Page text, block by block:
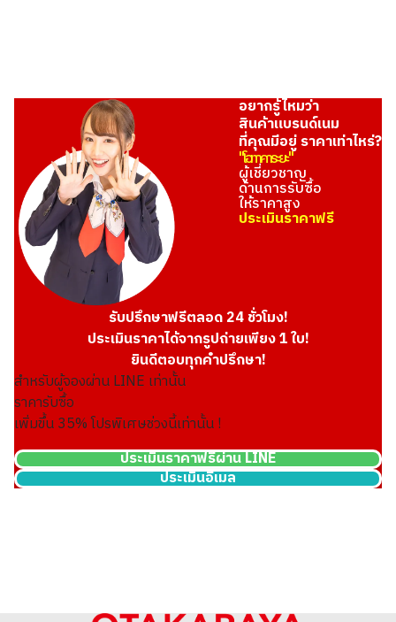
อยากรู้ไหมว่า
สินค้าแบรนด์เนม
ที่คุณมีอยู่ ราคาเท่าไหร่?
"โอทาคาระยะ"
ผู้เชี่ยวชาญ
ด้านการรับซื้อ
ให้ราคาสูง
ประเมินราคาฟรี
รับปรึกษาฟรีตลอด 24 ชั่วโมง!
ประเมินราคาได้จากรูปถ่ายเพียง 1 ใบ!
ยินดีตอบทุกคำปรึกษา!
สำหรับผู้จองผ่าน LINE เท่านั้น
ราคารับซื้อ
เพิ่มขึ้น35% โปรพิเศษช่วงนี้เท่านั้น !
ประเมินราคาฟรีผ่าน LINE
ประเมินอีเมล